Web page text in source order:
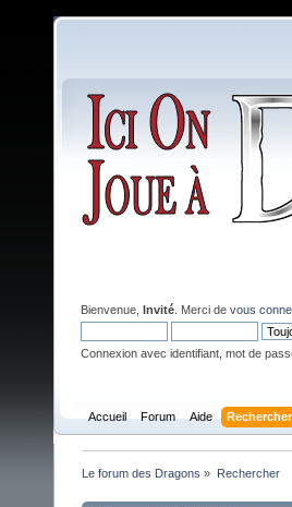
Bienvenue, Invité . Merci de vous
Connexion avec identifiant, mot de
Accueil Forum Aide Rechercher
Le forum des Dragons » Rechercher